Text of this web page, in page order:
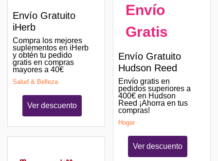
Envío Gratuito
iHerb
Compra los mejores
suplementos en iHerb
y obtén tu pedido
gratis en compras
mayores a 40€
Salud & Belleza
Ver descuento
Envío
Gratis
Envío Gratuito
Hudson Reed
Envío gratis en
pedidos superiores a
400€ en Hudson
Reed ¡Ahorra en tus
compras!
Hogar
Ver descuento